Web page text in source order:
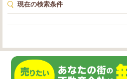
現在の検索条件